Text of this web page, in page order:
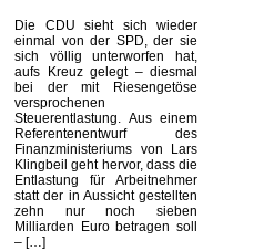
Die CDU sieht sich wieder
einmal von der SPD, der sie
sich völlig unterworfen hat,
aufs Kreuz gelegt – diesmal
bei der mit Riesengetöse
versprochenen
Steuerentlastung. Aus einem
Referentenentwurf des
Finanzministeriums von Lars
Klingbeil geht hervor, dass die
Entlastung für Arbeitnehmer
statt der in Aussicht gestellten
zehn nur noch sieben
Milliarden Euro betragen soll
– […]